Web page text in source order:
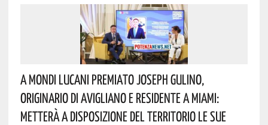
A Mondi Lucani Premiato Joseph Gulino,
Originario Di Avigliano E Residente A Miami:
Metterà A Disposizione Del Territorio Le Sue